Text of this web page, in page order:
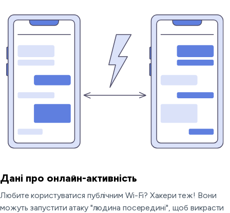
Дані про онлайн-активність
Любите користуватися публічним Wi-Fi? Хакери теж! Вони
можуть запустити атаку "людина посередині", щоб викрасти